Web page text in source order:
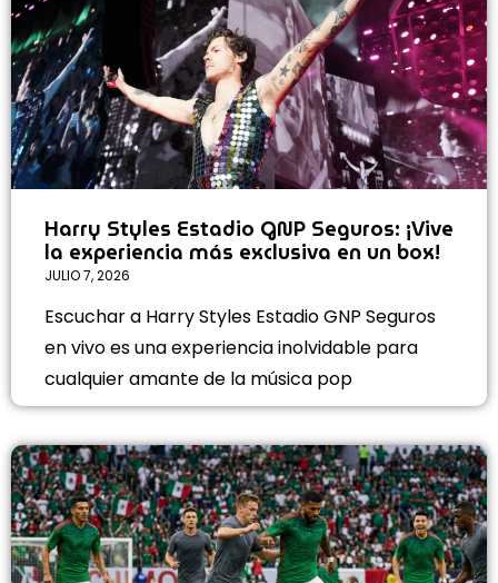
Harry Styles Estadio GNP Seguros: ¡Vive
la experiencia más exclusiva en un box!
JULIO 7, 2026
Escuchar a Harry Styles Estadio GNP Seguros
en vivo es una experiencia inolvidable para
cualquier amante de la música pop